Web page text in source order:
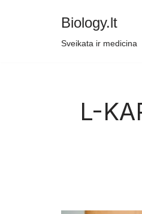
Biology.lt
Sveikata ir medicina
L-